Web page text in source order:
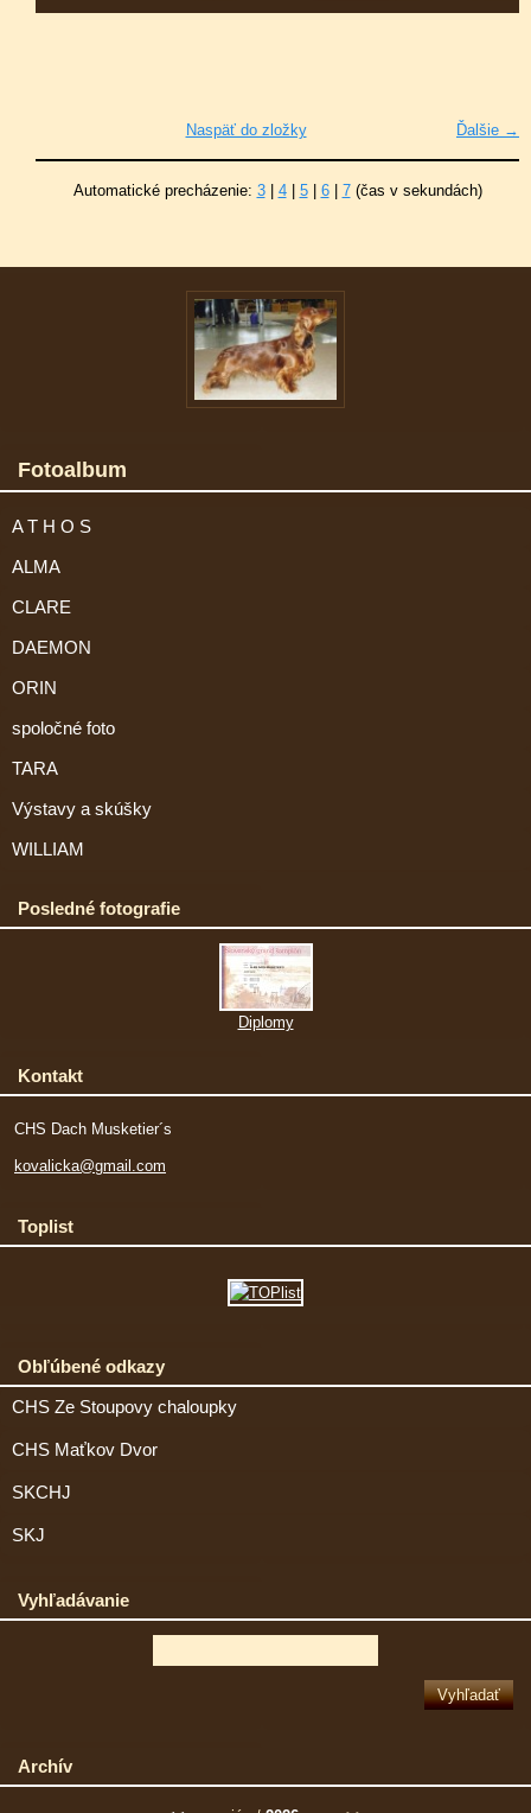
Ďalšie →
Naspäť do zložky
Automatické precházenie: 3| 4| 5| 6| 7(čas v sekundách)
Fotoalbum
A T H O S
ALMA
CLARE
DAEMON
ORIN
spoločné foto
TARA
Výstavy a skúšky
WILLIAM
Posledné fotografie
Diplomy
Kontakt
CHS Dach Musketier´s
kovalicka@gmail.com
Toplist
Obľúbené odkazy
CHS Ze Stoupovy chaloupky
CHS Maťkov Dvor
SKCHJ
SKJ
Vyhľadávanie
Archív